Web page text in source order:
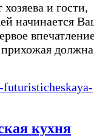
и гости,
начинается
прихожая должна
кухня